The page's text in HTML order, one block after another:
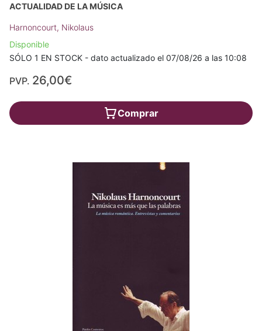
ACTUALIDAD DE LA MÚSICA
Harnoncourt, Nikolaus
Disponible
SÓLO 1 EN STOCK - dato actualizado el 07/08/26 a las 10:08
PVP. 26,00€
Comprar